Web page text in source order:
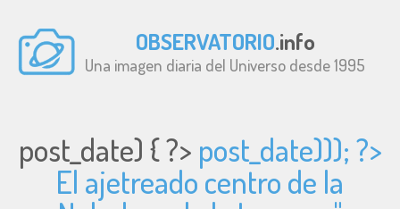
OBSERVATORIO.info
Una imagen diaria del Universo desde 1995
post_date) { ?> post_date))); ?>
El ajetreado centro de la